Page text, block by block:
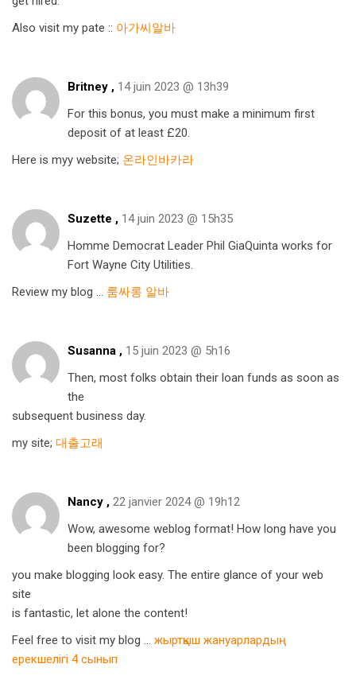
Also visit my pate :: 아가씨알바
Britney , 14 juin 2023 @ 13h39
For this bonus, you must make a minimum first
deposit of at least £20.
Here is myy website; 온라인바카라
Suzette , 14 juin 2023 @ 15h35
Homme Democrat Leader Phil GiaQuinta works for
Fort Wayne City Utilities.
Review my blog … 룸싸롱 알바
Susanna , 15 juin 2023 @ 5h16
Then, most folks obtain their loan funds as soon as
the
subsequent business day.
my site; 대출고래
Nancy , 22 janvier 2024 @ 19h12
Wow, awesome weblog format! How long have you
been blogging for?
you make blogging look easy. The entire glance of your web
site
is fantastic, let alone the content!
Feel free to visit my blog … жыртқыш жануарлардың
ерекшелігі 4 сынып